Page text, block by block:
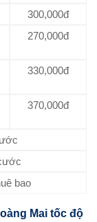
300,000đ
270,000đ
330,000đ
370,000đ
bao
Mai tốc độ